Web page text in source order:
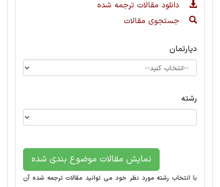
دانلود مقالات ترجمه شده
جستجوی مقالات
دپارتمان
رشته
نمایش مقالات موضوع بندی شده
با انتخاب رشته مورد نظر خود می توانید مقالات ترجمه شده آن